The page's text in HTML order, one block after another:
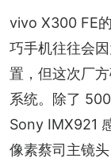
vivo X300 FE
巧手机往往会
置，但这次厂
系统。除了
Sony IMX921
像素蔡司主镜